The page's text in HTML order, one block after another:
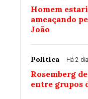
Homem
ameaçando
João
Política Há 2
Rosemberg
entre grupos